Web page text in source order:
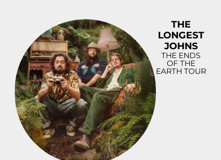
THE
LONGEST
JOHNS
THE ENDS
OF THE
EARTH TOUR